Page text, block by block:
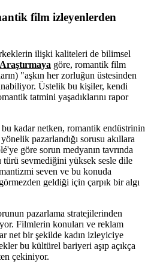
film izleyenlerden
ilişki kaliteleri de bilimsel
Araştırmaya göre, romantik film
"aşkın her zorluğun üstesinden
Üstelik bu kişiler, kendi
tatmini yaşadıklarını rapor
kadar netken, romantik endüstrinin
pazarlandığı sorusu akıllara
göre sorun medyanın tavrında
sevmediğini yüksek sesle dile
seven ve bu konuda
geldiği için çarpık bir algı
pazarlama stratejilerinden
Filmlerin konuları ve reklam
net bir şekilde kadın izleyiciye
bu kültürel bariyeri aşıp açıkça
çekiniyor.